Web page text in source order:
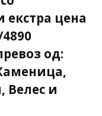
екстра цена
од:
и